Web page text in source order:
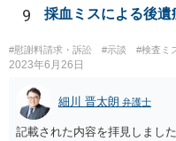
9 採血ミスによる後
#慰謝料請求・訴訟 #示談 #検査ミ
2023年6月26日
細川 晋太朗 弁護士
記載された内容を拝見しまし